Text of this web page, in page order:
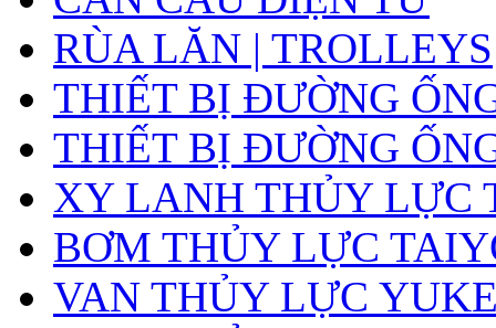
RÙA LĂN | TROLLEYS
THIẾT BỊ ĐƯỜNG
THIẾT BỊ ĐƯỜNG
XY LANH THỦY LỰC
BƠM THỦY LỰC
VAN THỦY LỰC